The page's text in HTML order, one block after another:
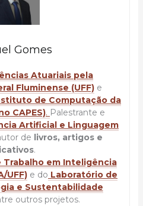
Gomes
Atuariais pela
Fluminense (UFF) e
de Computação da
CAPES). Palestrante e
Artificial e Linguagem
de livros, artigos e
.
Trabalho em Inteligência
UFF) e do Laboratório de
e Sustentabilidade
outros projetos.